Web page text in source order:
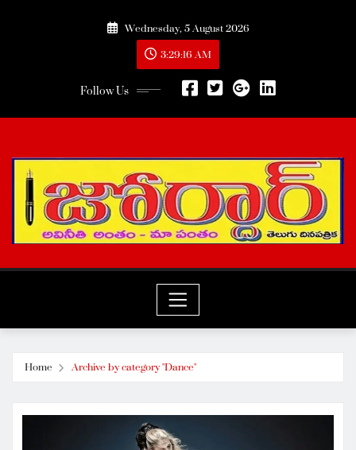
Wednesday, 5 August 2026
3:29:16 AM
Follow Us
Home Archive by category "Dance"